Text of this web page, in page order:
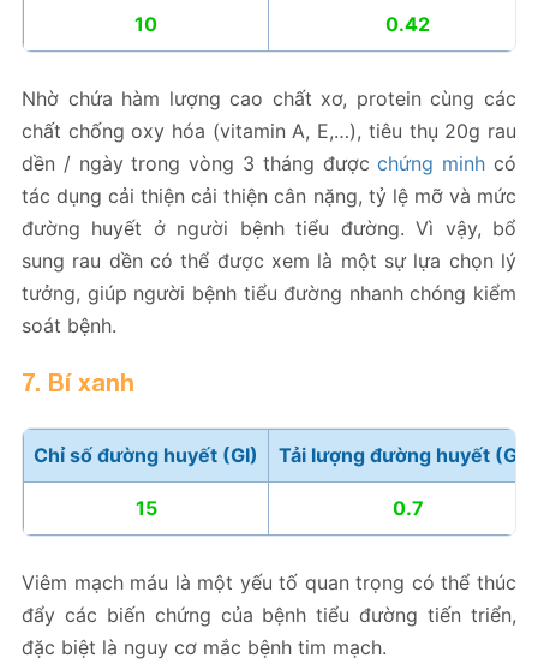
10 0.42
Nhờ chứa hàm lượng cao chất xơ, protein cùng các
chất chống oxy hóa (vitamin A, E,…), tiêu thụ 20g rau
dền / ngày trong vòng 3 tháng đượcchứng minh có
tác dụng cải thiện cải thiện cân nặng, tỷ lệ mỡ và mức
đường huyết ở người bệnh tiểu đường. Vì vậy, bổ
sung rau dền có thể được xem là một sự lựa chọn lý
tưởng, giúp người bệnh tiểu đường nhanh chóng kiểm
soát bệnh.
7. Bí xanh
Chỉ số đường huyết (GI) Tải lượng đường huyết (GL)
15 0.7
Viêm mạch máu là một yếu tố quan trọng có thể thúc
đẩy các biến chứng của bệnh tiểu đường tiến triển,
đặc biệt là nguy cơ mắc bệnh tim mạch.